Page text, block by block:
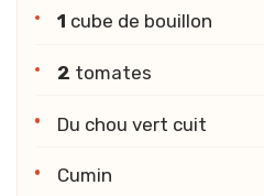
1 cube de bouillon
2 tomates
Du chou vert cuit
Cumin